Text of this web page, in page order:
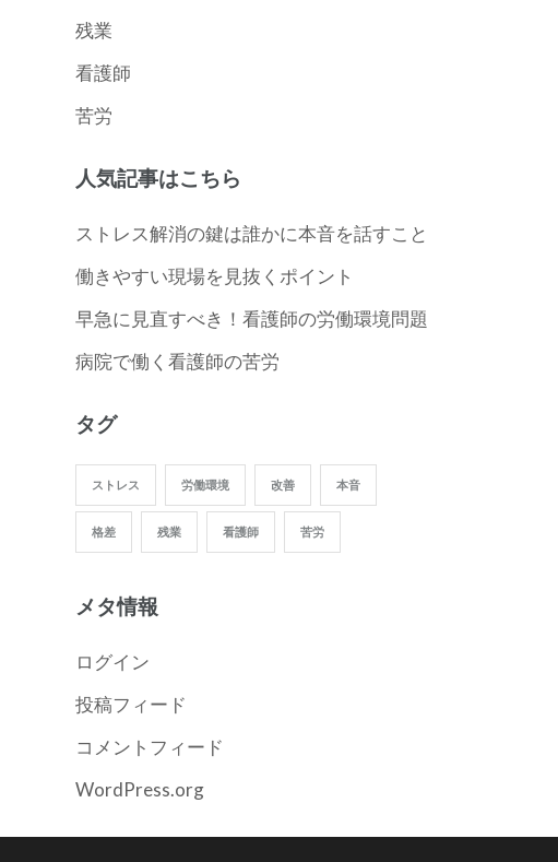
残業
看護師
苦労
人気記事はこちら
ストレス解消の鍵は誰かに本音を話すこと
働きやすい現場を見抜くポイント
早急に見直すべき！看護師の労働環境問題
病院で働く看護師の苦労
タグ
ストレス 労働環境 改善 本音
格差 残業 看護師 苦労
メタ情報
ログイン
投稿フィード
コメントフィード
WordPress.org